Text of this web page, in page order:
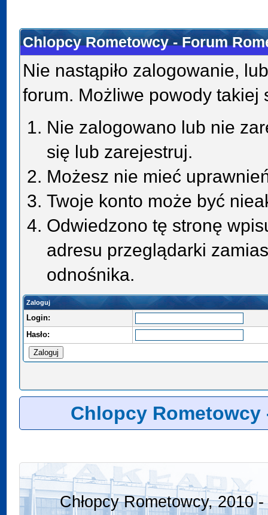
Chlopcy Rometowcy - Forum
Nie nastąpiło zalogowanie,
forum. Możliwe powody takiej
Nie zalogowano lub nie
się lub zarejestruj.
Możesz nie mieć
Twoje konto może być
Odwiedzono tę stronę
adresu przeglądarki
odnośnika.
Zaloguj
Login:
Hasło:
Chlopcy Rometowcy
Chłopcy Rometowcy, 2010